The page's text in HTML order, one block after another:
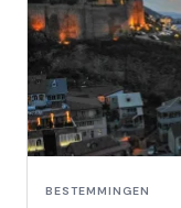
BESTEMMINGEN